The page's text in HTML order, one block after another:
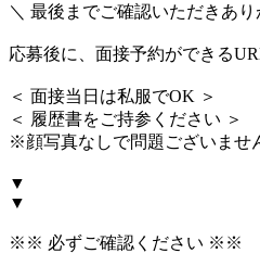
＼ 最後までご確認いただきあ
応募後に、面接予約ができる
＜ 面接当日は私服でOK ＞
＜ 履歴書をご持参ください ＞
※顔写真なしで問題ございませ
▼
▼
※※ 必ずご確認ください ※※